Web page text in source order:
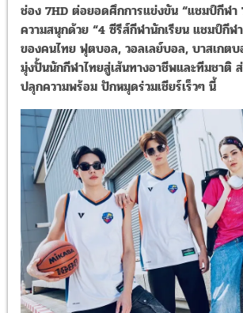
ช่อง 7HD ต่อยอดศึกการแข่งขัน “แชมป์กีฬา
ความสนุกด้วย “4 ซีรีส์กีฬานักเรียน แชมป์กี
ของคนไทย ฟุตบอล, วอลเลย์บอล, บาสเกต
มุ่งปั้นนักกีฬาไทยสู่เส้นทางอาชีพและทีมชาติ
ปลุกความพร้อม ปักหมุดร่วมเชียร์เร็วๆ นี้